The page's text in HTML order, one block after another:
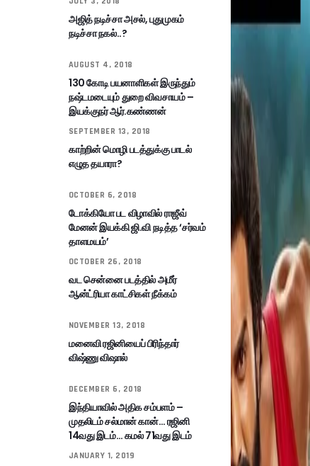
அஜித் நடிச்சா அசல், புதுமுகம்
நடிச்சா நகல்..?
AUGUST 4, 2018
130 கோடி பயனாளிகள் இருந்தும்
நஷ்டமடையும் துறை விவசாயம் –
இயக்குநர் ஆர்.கண்ணன்
SEPTEMBER 13, 2018
காற்றின் மொழி படத்துக்கு பாடல்
எழுத தயாரா?
OCTOBER 6, 2018
டோக்கியோ பட விழாவில் ராஜீவ்
மேனன் இயக்கி ஜி.வி நடித்த ‘சர்வம்
தாளமயம்’
OCTOBER 26, 2018
வட சென்னை படத்தில் அமீர்
ஆன்ட்ரியா காட்சிகள் நீக்கம்
NOVEMBER 13, 2018
மனைவி ரஜினியைப் பிரிந்தார்
விஷ்ணு விஷால்
DECEMBER 6, 2018
இந்தியாவில் அதிக சம்பளம் –
முதலிடம் சல்மான் கான்… ரஜினி
14வது இடம்… கமல் 71வது இடம்
JANUARY 1, 2019